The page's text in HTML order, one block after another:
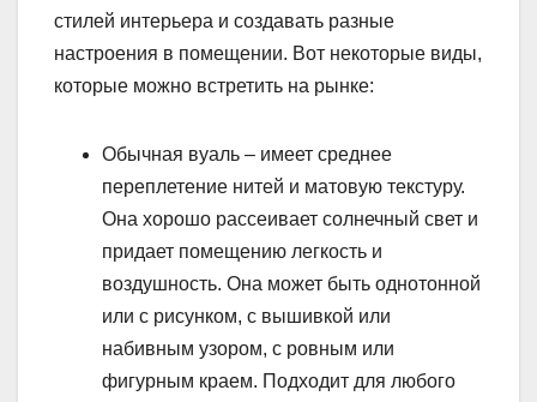
стилей интерьера и создавать разные
настроения в помещении. Вот некоторые виды,
которые можно встретить на рынке:
Обычная вуаль – имеет среднее
переплетение нитей и матовую текстуру.
Она хорошо рассеивает солнечный свет и
придает помещению легкость и
воздушность. Она может быть однотонной
или с рисунком, с вышивкой или
набивным узором, с ровным или
фигурным краем. Подходит для любого